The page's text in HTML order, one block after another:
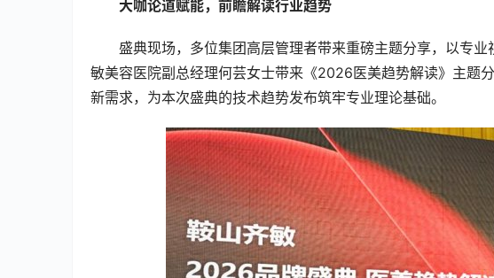
大咖论道赋能，前瞻解读行业趋势
盛典现场，多位集团高层管理者带来重磅主题分享，以专
敏美容医院副总经理何芸女士带来《2026医美趋势解读》主题
新需求，为本次盛典的技术趋势发布筑牢专业理论基础。